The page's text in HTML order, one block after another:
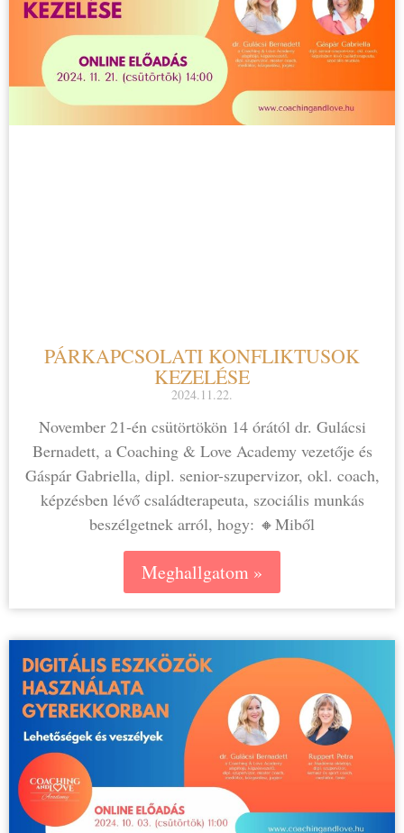
PÁRKAPCSOLATI KONFLIKTUSOK
KEZELÉSE
2024.11.22.
November 21-én csütörtökön 14 órától dr. Gulácsi
Bernadett, a Coaching & Love Academy vezetője és
Gáspár Gabriella, dipl. senior-szupervizor, okl. coach,
képzésben lévő családterapeuta, szociális munkás
beszélgetnek arról, hogy: 🔸Miből
Meghallgatom »